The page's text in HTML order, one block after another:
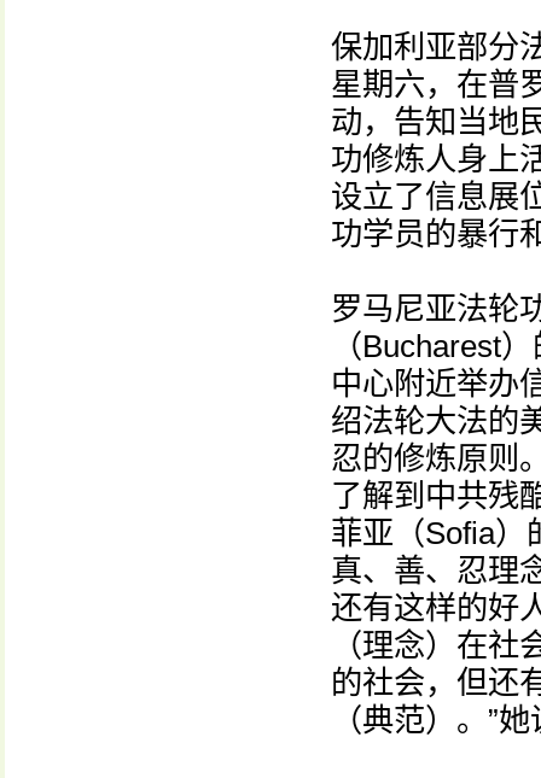
保加利亚部分
星期六，在普
动，告知当地
功修炼人身上
设立了信息展
功学员的暴行
罗马尼亚法轮
（Bucharest
中心附近举办
绍法轮大法的
忍的修炼原则
了解到中共残
菲亚（Sofia）
真、善、忍理
还有这样的好
（理念）在
的社会，但还
（典范）。”